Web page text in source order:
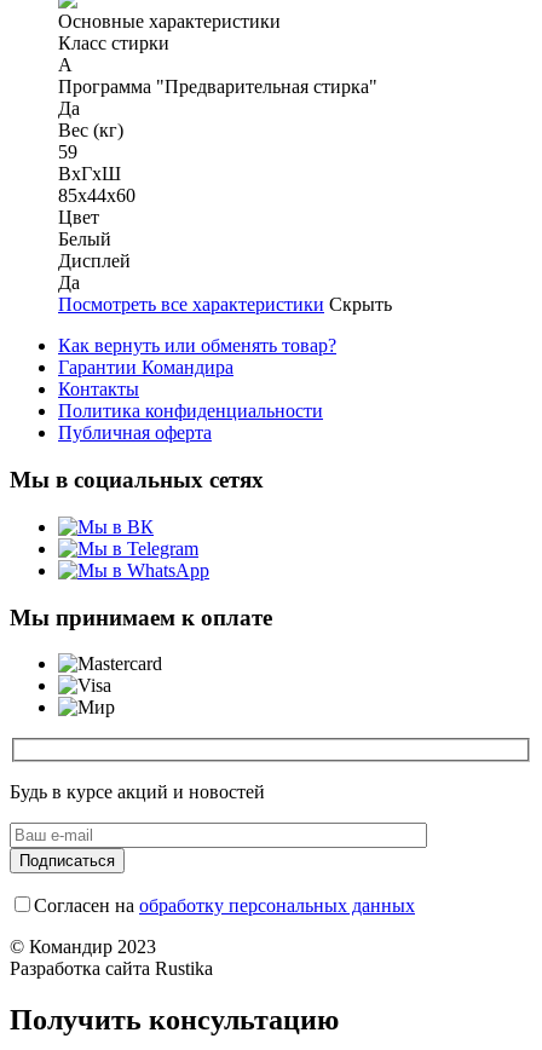
Основные характеристики
Класс стирки
A
Программа "Предварительная стирка"
Да
Вес (кг)
59
ВхГхШ
85х44х60
Цвет
Белый
Дисплей
Да
Посмотреть все характеристики Скрыть
Как вернуть или обменять товар?
Гарантии Командира
Контакты
Политика конфиденциальности
Публичная оферта
Мы в социальных сетях
Мы принимаем к оплате
Будь в курсе акций и новостей
Согласен на обработку персональных данных
© Командир 2023
Разработка сайта Rustika
Получить консультацию